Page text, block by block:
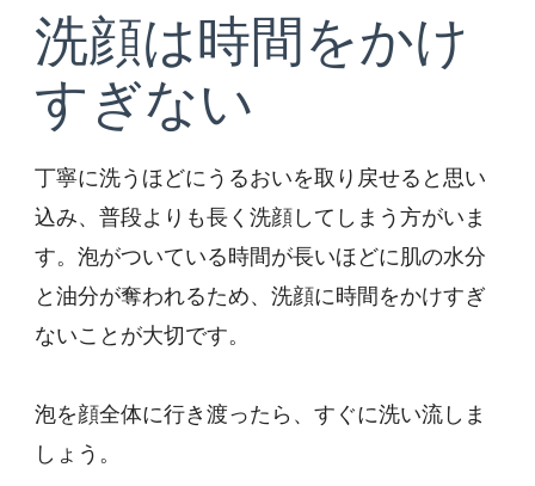
洗顔は時間をかけ
すぎない
丁寧に洗うほどにうるおいを取り戻せると思い
込み、普段よりも長く洗顔してしまう方がいま
す。泡がついている時間が長いほどに肌の水分
と油分が奪われるため、洗顔に時間をかけすぎ
ないことが大切です。
泡を顔全体に行き渡ったら、すぐに洗い流しま
しょう。